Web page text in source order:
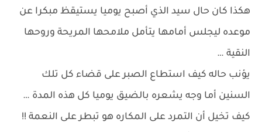
هكذا كان حال سيد الذي أصبح يوميا يستيقظ مبكرا عن
موعده ليجلس أمامها يتأمل ملامحها المريحة وروحها
النقية …
يؤنب حاله كيف استطاع الصبر على قضاء كل تلك
السنين أما وجه يشعره بالضيق يوميا كل هذه المدة …
كيف تخيل أن التمرد على المكاره هو تبطر على النعمة !!